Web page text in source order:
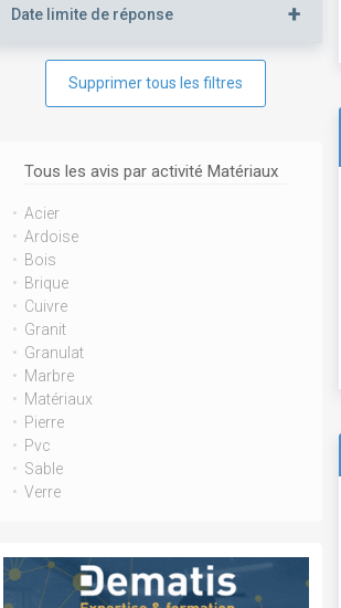
Date limite de réponse +
Supprimer tous les filtres
Tous les avis par activité Matériaux
Acier
Ardoise
Bois
Brique
Cuivre
Granit
Granulat
Marbre
Matériaux
Pierre
Pvc
Sable
Verre